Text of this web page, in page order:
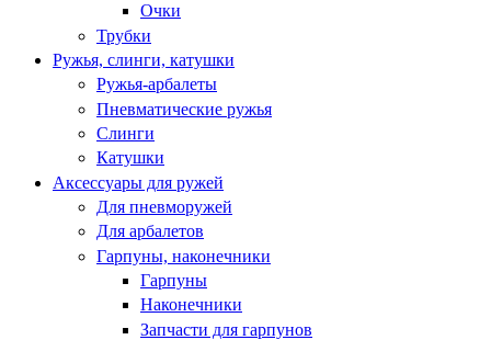
Очки
Трубки
Ружья, слинги, катушки
Ружья-арбалеты
Пневматические ружья
Слинги
Катушки
Аксессуары для ружей
Для пневморужей
Для арбалетов
Гарпуны, наконечники
Гарпуны
Наконечники
Запчасти для гарпунов